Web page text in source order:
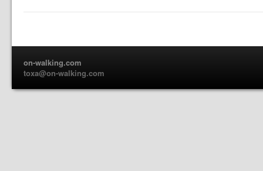
on-walking.com
toxa@on-walking.com